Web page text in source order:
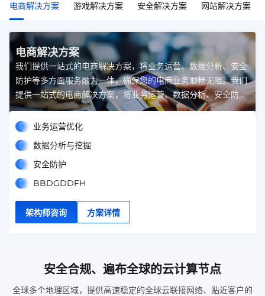
电商解决方案 游戏解决方案 安全解决方案 网站解决方案
电商解决方案
我们提供一站式的电商解决方案，将业务运营、数据分析、安全
防护等多方面服务融为一体，确保您的电商业务顺畅无阻。我们
提供一站式的电商解决方案，将业务运营、数据分析、安全防护
等多方面服务融为一体，确保您的电商业务顺畅无阻。
业务运营优化
数据分析与挖掘
安全防护
BBDGDDFH
架构师咨询 方案详情
安全合规、遍布全球的云计算节点
全球多个地理区域，提供高速稳定的全球云联接网络、贴近客户的